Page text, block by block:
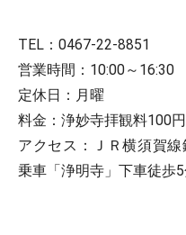
TEL：0467-22-8851
営業時間：10:00～16:30
定休日：月曜
料金：浄妙寺拝観料100
アクセス：ＪＲ横須賀
乗車「浄明寺」下車徒歩